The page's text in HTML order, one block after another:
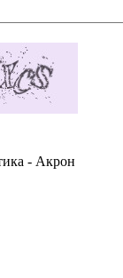
- Акрон